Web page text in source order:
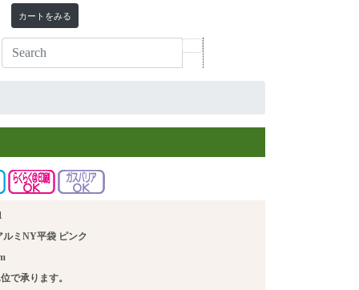
カートをみる
ルミNY平袋 ピンク
で承ります。